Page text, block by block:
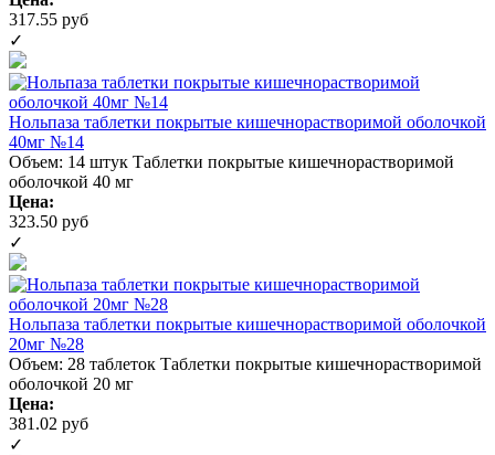
317.55 руб
✓
Нольпаза таблетки покрытые кишечнорастворимой оболочкой
40мг №14
Объем: 14 штук Таблетки покрытые кишечнорастворимой
оболочкой 40 мг
Цена:
323.50 руб
✓
Нольпаза таблетки покрытые кишечнорастворимой оболочкой
20мг №28
Объем: 28 таблеток Таблетки покрытые кишечнорастворимой
оболочкой 20 мг
Цена:
381.02 руб
✓